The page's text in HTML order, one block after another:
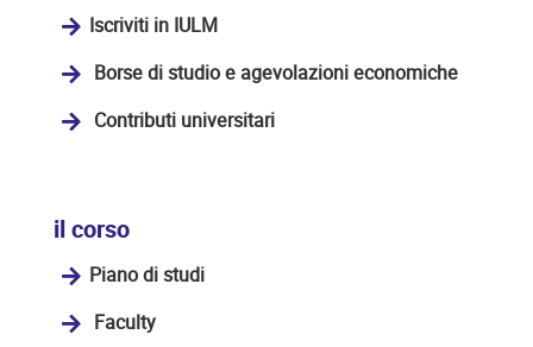
Iscriviti in IULM
Borse di studio e agevolazioni economiche
Contributi universitari
il corso
Piano di studi
Faculty